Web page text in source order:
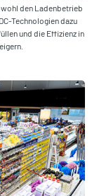
den Ladenbetrieb
Technologien dazu
und die Effizienz in